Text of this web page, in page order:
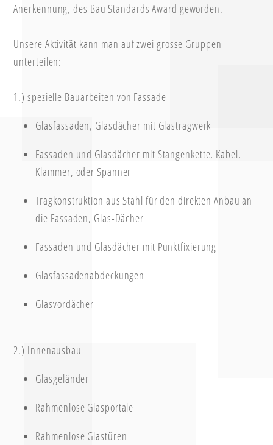
Anerkennung, des Bau Standards Award geworden.
Unsere Aktivität kann man auf zwei grosse Gruppen
unterteilen:
1.) spezielle Bauarbeiten von Fassade
Glasfassaden, Glasdächer mit Glastragwerk
Fassaden und Glasdächer mit Stangenkette, Kabel,
Klammer, oder Spanner
Tragkonstruktion aus Stahl für den direkten Anbau an
die Fassaden, Glas-Dächer
Fassaden und Glasdächer mit Punktfixierung
Glasfassadenabdeckungen
Glasvordächer
2.) Innenausbau
Glasgeländer
Rahmenlose Glasportale
Rahmenlose Glastüren